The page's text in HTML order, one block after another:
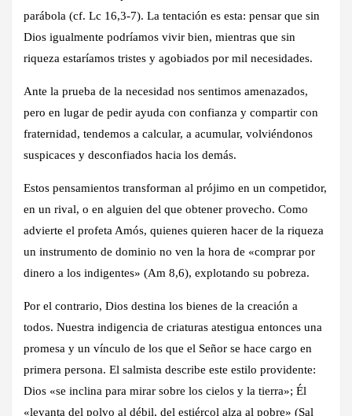
parábola (cf. Lc 16,3-7). La tentación es esta: pensar que sin
Dios igualmente podríamos vivir bien, mientras que sin
riqueza estaríamos tristes y agobiados por mil necesidades.
Ante la prueba de la necesidad nos sentimos amenazados,
pero en lugar de pedir ayuda con confianza y compartir con
fraternidad, tendemos a calcular, a acumular, volviéndonos
suspicaces y desconfiados hacia los demás.
Estos pensamientos transforman al prójimo en un competidor,
en un rival, o en alguien del que obtener provecho. Como
advierte el profeta Amós, quienes quieren hacer de la riqueza
un instrumento de dominio no ven la hora de «comprar por
dinero a los indigentes» (Am 8,6), explotando su pobreza.
Por el contrario, Dios destina los bienes de la creación a
todos. Nuestra indigencia de criaturas atestigua entonces una
promesa y un vínculo de los que el Señor se hace cargo en
primera persona. El salmista describe este estilo providente:
Dios «se inclina para mirar sobre los cielos y la tierra»; Él
«levanta del polvo al débil, del estiércol alza al pobre» (Sal